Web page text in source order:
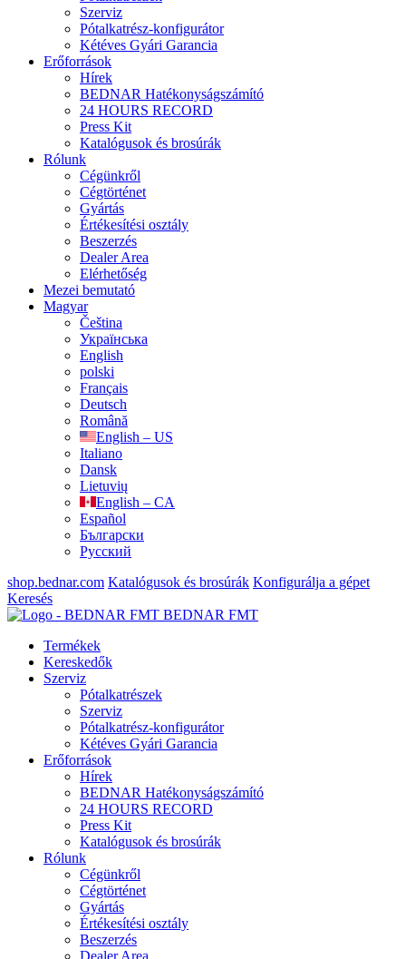
Szerviz
Pótalkatrész-konfigurátor
Kétéves Gyári Garancia
Erőforrások
Hírek
BEDNAR Hatékonyságszámító
24 HOURS RECORD
Press Kit
Katalógusok és brosúrák
Rólunk
Cégünkről
Cégtörténet
Gyártás
Értékesítési osztály
Beszerzés
Dealer Area
Elérhetőség
Mezei bemutató
Magyar
Čeština
Українська
English
polski
Français
Deutsch
Română
English – US
Italiano
Dansk
Lietuvių
English – CA
Español
Български
Русский
shop.bednar.com Katalógusok és brosúrák Konfigurálja a gépet
Keresés
BEDNAR FMT
Termékek
Kereskedők
Szerviz
Pótalkatrészek
Szerviz
Pótalkatrész-konfigurátor
Kétéves Gyári Garancia
Erőforrások
Hírek
BEDNAR Hatékonyságszámító
24 HOURS RECORD
Press Kit
Katalógusok és brosúrák
Rólunk
Cégünkről
Cégtörténet
Gyártás
Értékesítési osztály
Beszerzés
Dealer Area